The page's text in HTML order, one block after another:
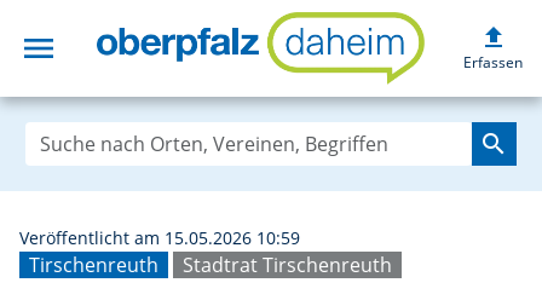
menu Tirschenreuth
upload
Erfassen
search
Tirschenreuth Stadtrat Tirschenreuth
Veröffentlicht am 15.05.2026 10:59